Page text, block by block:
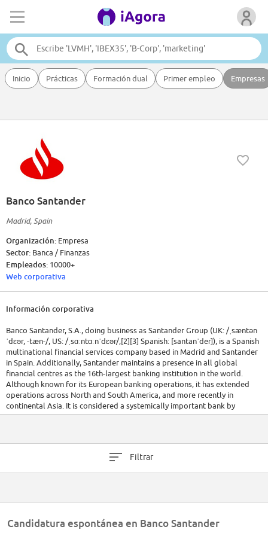
Inicio Prácticas Formación dual Primer empleo Empresas
Banco Santander
Madrid, Spain
Organización: Empresa
Sector: Banca / Finanzas
Empleados: 10000+
Web corporativa
Información corporativa
Banco Santander, S.A., doing business as Santander Group (UK: /ˌsæntən
ˈdɛər, -tæn-/, US: /ˌsɑːntɑːnˈdɛər/,[2][3] Spanish: [santanˈdeɾ]), is a Spanish
multinational financial services company based in Madrid and Santander
in Spain. Additionally, Santander maintains a presence in all global
financial centres as the 16th-largest banking institution in the world.
Although known for its European banking operations, it has extended
operations across North and South America, and more recently in
continental Asia. It is considered a systemically important bank by
Financial Stability Board.
stock market index. In May 2016, Santander was ranked as 37th in the
As of 2017, Santander is the 4th largest bank in Europe with
[5] Traded on the Euro Stoxx 50 stock market index, the bank has a total
Filtrar
Candidatura espontánea en Banco Santander